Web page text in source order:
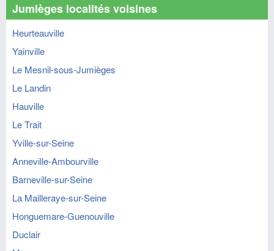
Jumièges localités voisines
Heurteauville
Yainville
Le Mesnil-sous-Jumièges
Le Landin
Hauville
Le Trait
Yville-sur-Seine
Anneville-Ambourville
Barneville-sur-Seine
La Mailleraye-sur-Seine
Honguemare-Guenouville
Duclair